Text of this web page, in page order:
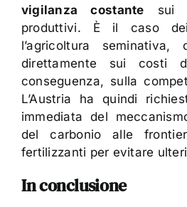
vigilanza costante sui
produttivi. È il caso
l’agricoltura seminativa,
direttamente sui costi
conseguenza, sulla
L’Austria ha quindi
immediata del
del carbonio alle
fertilizzanti per evitare
In conclusione